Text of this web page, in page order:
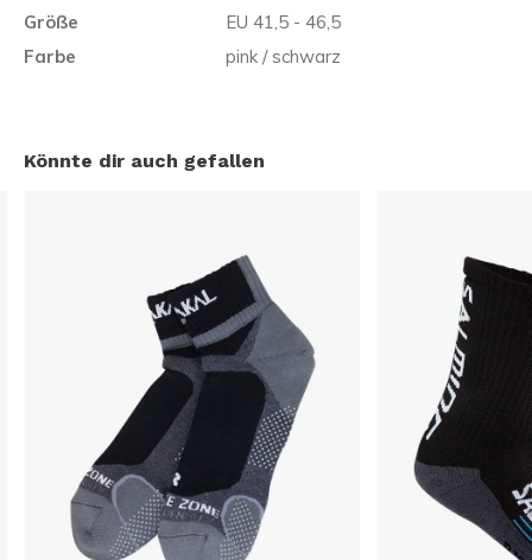
Größe
EU 41,5 - 46,5
Farbe
pink / schwarz
Könnte dir auch gefallen